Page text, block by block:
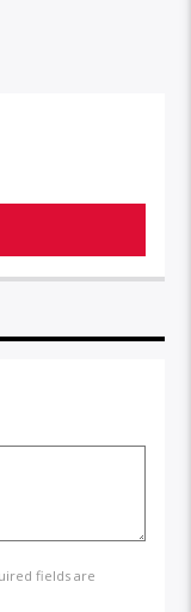
fields are